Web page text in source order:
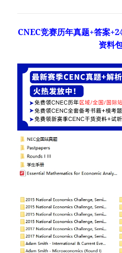
CNEC竞赛历年真题+答案
资料